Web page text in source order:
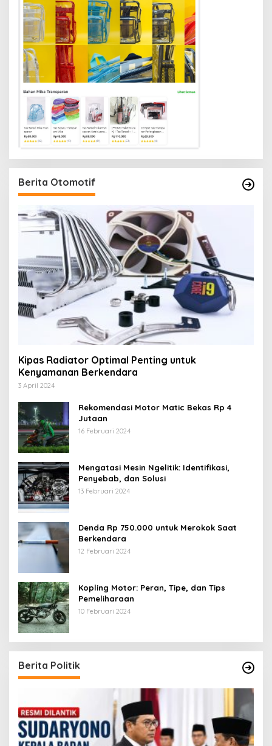
Berita Otomotif
Kipas Radiator Optimal Penting untuk
Kenyamanan Berkendara
3 April 2024
Rekomendasi Motor Matic Bekas Rp 4
Jutaan
16 Februari 2024
Mengatasi Mesin Ngelitik: Identifikasi,
Penyebab, dan Solusi
13 Februari 2024
Denda Rp 750.000 untuk Merokok Saat
Berkendara
12 Februari 2024
Kopling Motor: Peran, Tipe, dan Tips
Pemeliharaan
10 Februari 2024
Berita Politik